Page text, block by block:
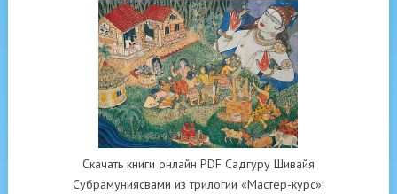
Скачать книги онлайн PDF Садгуру Шивайя
Субрамуниясвами из трилогии «Мастер-курс»: